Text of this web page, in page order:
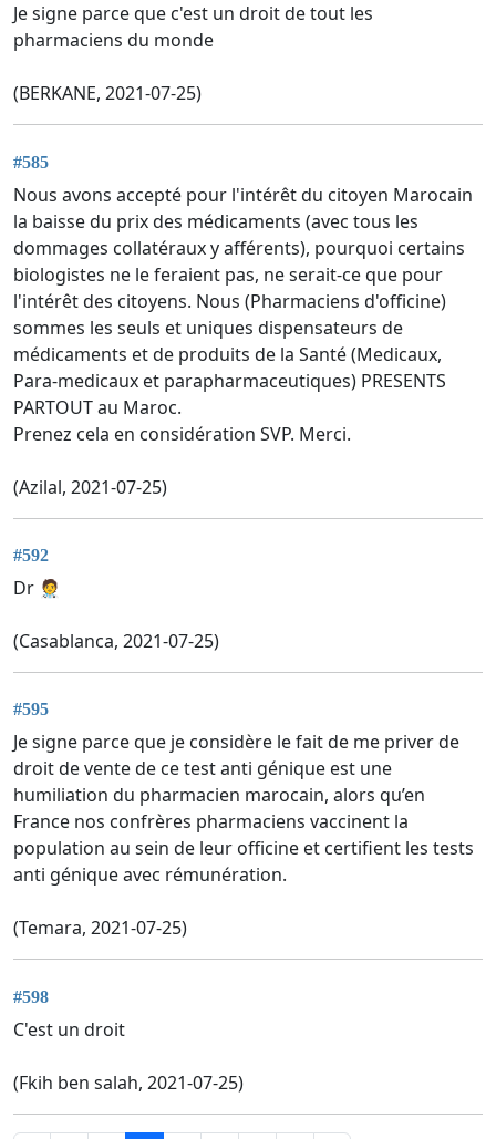
Je signe parce que c'est un droit de tout les
pharmaciens du monde
(BERKANE, 2021-07-25)
#585
Nous avons accepté pour l'intérêt du citoyen Marocain
la baisse du prix des médicaments (avec tous les
dommages collatéraux y afférents), pourquoi certains
biologistes ne le feraient pas, ne serait-ce que pour
l'intérêt des citoyens. Nous (Pharmaciens d'officine)
sommes les seuls et uniques dispensateurs de
médicaments et de produits de la Santé (Medicaux,
Para-medicaux et parapharmaceutiques) PRESENTS
PARTOUT au Maroc.
Prenez cela en considération SVP. Merci.
(Azilal, 2021-07-25)
#592
Dr 🧑‍⚕️
(Casablanca, 2021-07-25)
#595
Je signe parce que je considère le fait de me priver de
droit de vente de ce test anti génique est une
humiliation du pharmacien marocain, alors qu’en
France nos confrères pharmaciens vaccinent la
population au sein de leur officine et certifient les tests
anti génique avec rémunération.
(Temara, 2021-07-25)
#598
C'est un droit
(Fkih ben salah, 2021-07-25)